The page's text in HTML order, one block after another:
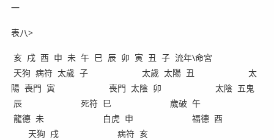
一
表八>
亥 戌 酉 申 未 午 巳 辰 卯 寅 丑 子 流年\命宮
天狗 病符 太歲 子 太歲 太陽 丑 太
陽 喪門 寅 喪門 太陰 卯 太陰 五鬼
辰 死符 巳 歲破 午
龍德 未 白虎 申 福德 酉
天狗 戌 病符 亥